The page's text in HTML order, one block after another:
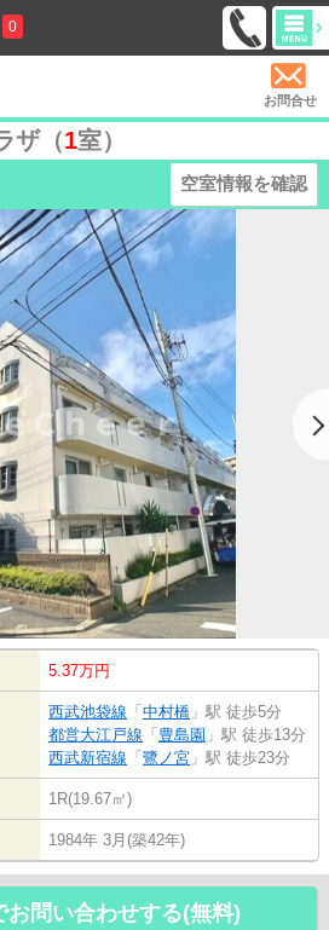
0
お問合せ
ザ（1室）
空室情報を確認
5.37万円
西武池袋線 「 中村橋 」駅 徒歩5分
都営大江戸線 「 豊島園 」駅 徒歩13分
西武新宿線 「 鷺ノ宮 」駅 徒歩23分
1R(19.67㎡)
1984年 3月(築42年)
お問い合わせする(無料)